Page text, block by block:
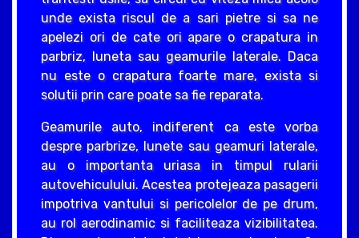
unde exista riscul de a sari pietre si sa ne
apelezi ori de cate ori apare o crapatura in
parbriz, luneta sau geamurile laterale. Daca
nu este o crapatura foarte mare, exista si
solutii prin care poate sa fie reparata.
Geamurile auto, indiferent ca este vorba
despre parbrize, lunete sau geamuri laterale,
au o importanta uriasa in timpul rularii
autovehiculului. Acestea protejeaza pasagerii
impotriva vantului si pericolelor de pe drum,
au rol aerodinamic si faciliteaza vizibilitatea.